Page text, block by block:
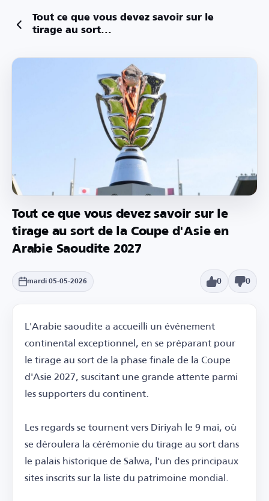
Tout ce que vous devez savoir sur le
tirage au sort...
Tout ce que vous devez savoir sur le
tirage au sort de la Coupe d'Asie en
Arabie Saoudite 2027
mardi 05-05-2026 0 0
L'Arabie saoudite a accueilli un événement
continental exceptionnel, en se préparant pour
le tirage au sort de la phase finale de la Coupe
d'Asie 2027, suscitant une grande attente parmi
les supporters du continent.
Les regards se tournent vers Diriyah le 9 mai, où
se déroulera la cérémonie du tirage au sort dans
le palais historique de Salwa, l'un des principaux
sites inscrits sur la liste du patrimoine mondial.